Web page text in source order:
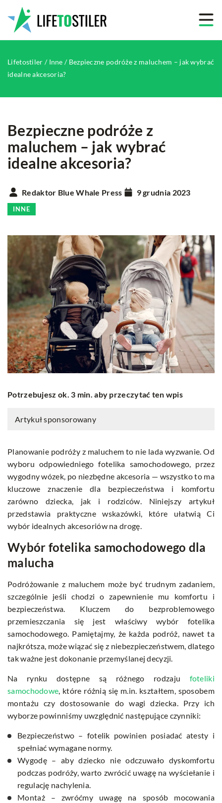
Lifetostiler / Inne / Bezpieczne podróże z maluchem – jak wybrać
idealne akcesoria?
Bezpieczne podróże z
maluchem – jak wybrać
idealne akcesoria?
Redaktor Blue Whale Press 9 grudnia 2023
INNE
Potrzebujesz ok. 3 min. aby przeczytać ten wpis
Artykuł sponsorowany
Planowanie podróży z maluchem to nie lada wyzwanie. Od
wyboru odpowiedniego fotelika samochodowego, przez
wygodny wózek, po niezbędne akcesoria — wszystko to ma
kluczowe znaczenie dla bezpieczeństwa i komfortu
zarówno dziecka, jak i rodziców. Niniejszy artykuł
przedstawia praktyczne wskazówki, które ułatwią Ci
wybór idealnych akcesoriów na drogę.
Wybór fotelika samochodowego dla
malucha
Podróżowanie z maluchem może być trudnym zadaniem,
szczególnie jeśli chodzi o zapewnienie mu komfortu i
bezpieczeństwa. Kluczem do bezproblemowego
przemieszczania się jest właściwy wybór fotelika
samochodowego. Pamiętajmy, że każda podróż, nawet ta
najkrótsza, może wiązać się z niebezpieczeństwem, dlatego
tak ważne jest dokonanie przemyślanej decyzji.
Na rynku dostępne są różnego rodzaju foteliki
samochodowe, które różnią się m.in. kształtem, sposobem
montażu czy dostosowanie do wagi dziecka. Przy ich
wyborze powinniśmy uwzględnić następujące czynniki:
Bezpieczeństwo – fotelik powinien posiadać atesty i
spełniać wymagane normy.
Wygodę – aby dziecko nie odczuwało dyskomfortu
podczas podróży, warto zwrócić uwagę na wyściełanie i
regulację nachylenia.
Montaż – zwróćmy uwagę na sposób mocowania